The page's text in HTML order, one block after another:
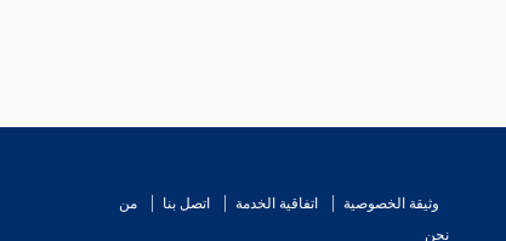
وثيقة الخصوصية اتفاقية الخدمة اتصل بنا
من
نحن